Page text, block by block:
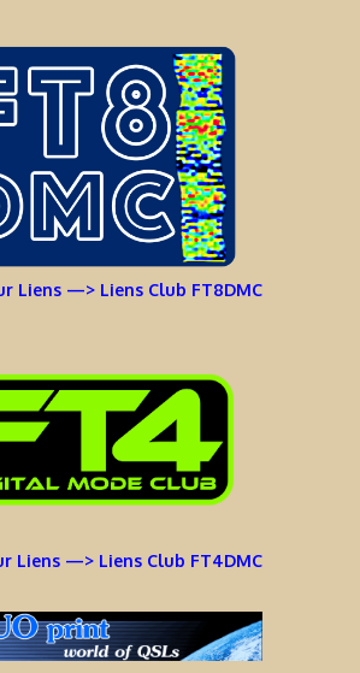
Liens —> Liens Club FT8DMC
Liens —> Liens Club FT4DMC